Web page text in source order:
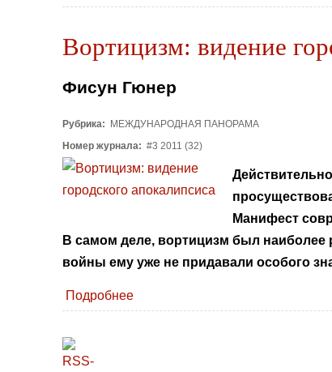
Вортицизм: видение
Фисун Гюнер
Рубрика:
МЕЖДУНАРОДНАЯ ПАНОРАМА
Номер журнала: #3 2011 (32)
Манифест
В самом деле, вортицизм был наиболее
войны ему уже не придавали особого
Подробнее